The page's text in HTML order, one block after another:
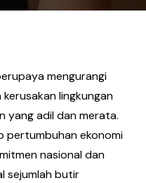
mengurangi
lingkungan
yang adil dan merata.
pertumbuhan ekonomi
nasional dan
sejumlah butir